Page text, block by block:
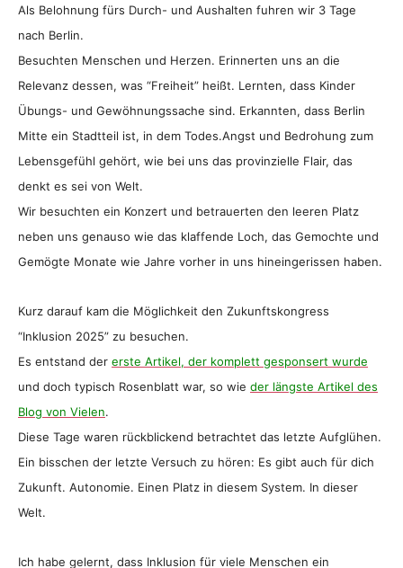
Als Belohnung fürs Durch- und Aushalten fuhren wir 3 Tage
nach Berlin.
Besuchten Menschen und Herzen. Erinnerten uns an die
Relevanz dessen, was “Freiheit” heißt. Lernten, dass Kinder
Übungs- und Gewöhnungssache sind. Erkannten, dass Berlin
Mitte ein Stadtteil ist, in dem Todes.Angst und Bedrohung zum
Lebensgefühl gehört, wie bei uns das provinzielle Flair, das
denkt es sei von Welt.
Wir besuchten ein Konzert und betrauerten den leeren Platz
neben uns genauso wie das klaffende Loch, das Gemochte und
Gemögte Monate wie Jahre vorher in uns hineingerissen haben.
Kurz darauf kam die Möglichkeit den Zukunftskongress
“Inklusion 2025” zu besuchen.
Es entstand der erste Artikel, der komplett gesponsert wurde
und doch typisch Rosenblatt war, so wie der längste Artikel des
Blog von Vielen.
Diese Tage waren rückblickend betrachtet das letzte Aufglühen.
Ein bisschen der letzte Versuch zu hören: Es gibt auch für dich
Zukunft. Autonomie. Einen Platz in diesem System. In dieser
Welt.
Ich habe gelernt, dass Inklusion für viele Menschen ein